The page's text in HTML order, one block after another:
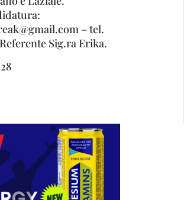
– tel.
Sig.ra Erika.
28